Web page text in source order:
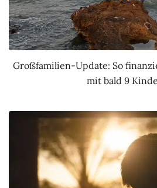
Großfamilien-Update: So
mit bald 9